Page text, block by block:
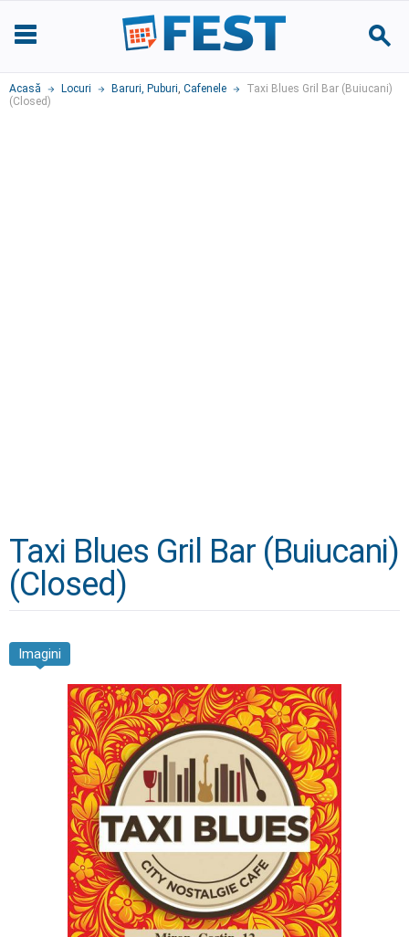
Acasă Locuri Baruri, Puburi, Cafenele
Taxi Blues Gril Bar (Buiucani)
(Closed)
Taxi Blues Gril Bar (Buiucani)
(Closed)
Imagini